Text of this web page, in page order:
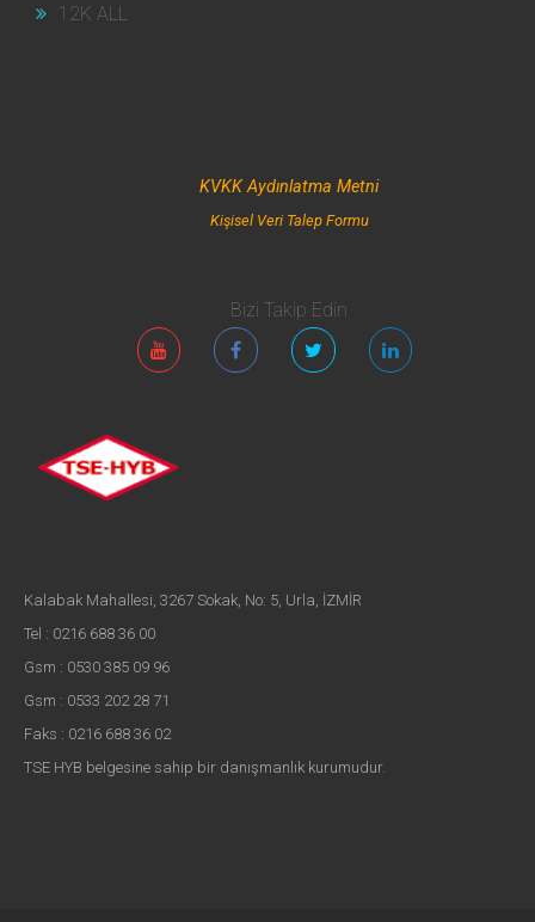
12K ALL
KVKK Aydınlatma Metni
Kişisel Veri Talep Formu
Bizi Takip Edin
Kalabak Mahallesi, 3267 Sokak, No: 5, Urla, İZMİR
Tel : 0216 688 36 00
Gsm : 0530 385 09 96
Gsm : 0533 202 28 71
Faks : 0216 688 36 02
TSE HYB belgesine sahip bir danışmanlık kurumudur.